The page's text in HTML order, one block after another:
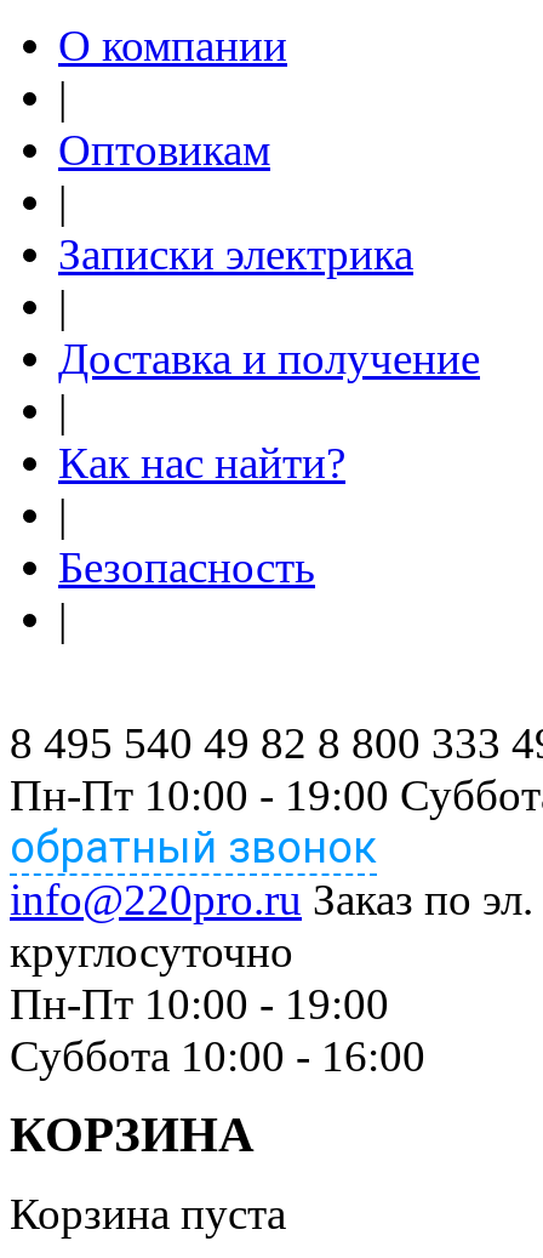
О компании
|
Оптовикам
|
Записки электрика
|
Доставка и получение
|
Как нас найти?
|
Безопасность
|
8 495 540 49 82 8 800 333
Пн-Пт 10:00 - 19:00
обратный звонок
info@220pro.ru Заказ по
круглосуточно
Пн-Пт 10:00 - 19:00
Суббота 10:00 - 16:00
КОРЗИНА
Корзина пуста